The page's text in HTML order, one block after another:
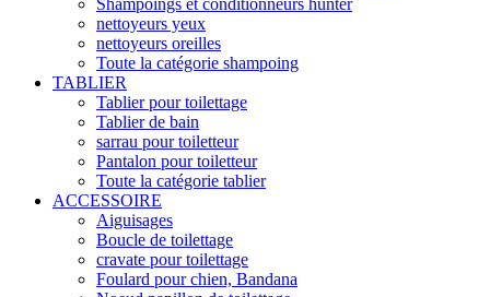
nettoyeurs yeux
nettoyeurs oreilles
Toute la catégorie shampoing
TABLIER
Tablier pour toilettage
Tablier de bain
sarrau pour toiletteur
Pantalon pour toiletteur
Toute la catégorie tablier
ACCESSOIRE
Aiguisages
Boucle de toilettage
cravate pour toilettage
Foulard pour chien, Bandana